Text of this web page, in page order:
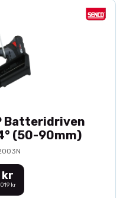
Batteridriven
(50-90mm)
kr
kr